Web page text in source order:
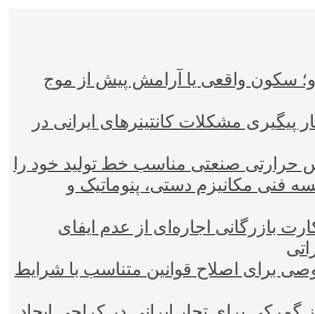
سکون واقعی یا آرامش پیش از موج
مشکلات کانتینرهای ایرانی در
حرارتی صنعتی مناسب خط تولید خود را
فنی مکانیزم دستی، پنوماتیک و
کارت بازرگانی اجاره‌ای از عدم ایفای
برای اصلاح قوانین متناسب با شرایط